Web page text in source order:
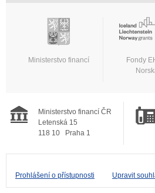
Ministerstvo financí
Fondy
Ministerstvo financí ČR
Letenská 15
118 10
Praha 1
Prohlášení o přístupnosti Upravit